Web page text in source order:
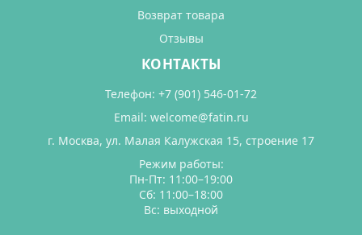
Возврат товара
Отзывы
КОНТАКТЫ
Телефон: +7 (901) 546-01-72
Email: welcome@fatin.ru
г. Москва, ул. Малая Калужская 15, строение 17
Режим работы:
Пн-Пт: 11:00–19:00
Сб: 11:00–18:00
Вс: выходной